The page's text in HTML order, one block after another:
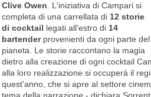
Clive Owen. L'iniziativa di Campari si
completa di una carrellata di 12 storie
di cocktail legati all'estro di 14
bartenderprovenienti da ogni parte del
pianeta. Le storie raccontano la magia
dietro alla creazione di ogni cocktail
alla loro realizzazione si occuperà il
quest'anno, che si apre al settore